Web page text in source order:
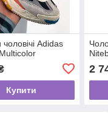
чоловічі Adidas
Купити
2